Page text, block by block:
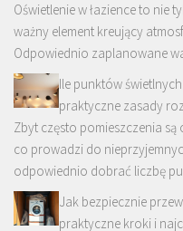
Oświetlenie w łazience to nie
ważny element kreujący
Odpowiednio zaplanowane
Ile punktów
praktyczne zasady
Zbyt często pomieszczenia
co prowadzi do
odpowiednio dobrać liczbę
Jak bezpiecznie
praktyczne kroki i